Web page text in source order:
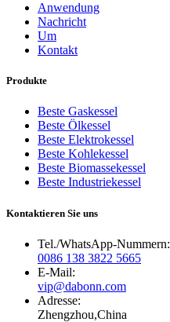
Anwendung
Nachricht
Um
Kontakt
Produkte
Beste Gaskessel
Beste Ölkessel
Beste Elektrokessel
Beste Kohlekessel
Beste Biomassekessel
Beste Industriekessel
Kontaktieren Sie uns
Tel./WhatsApp-Nummern:
0086 138 3822 5665
E-Mail:
vip@dabonn.com
Adresse:
Zhengzhou,China